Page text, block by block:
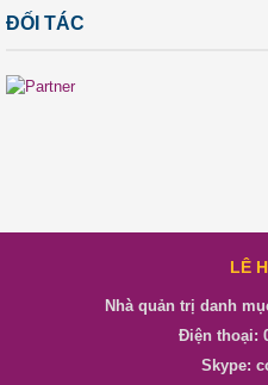
ĐỐI TÁC
LÊ
Nhà quản trị danh
Điện thoại:
Skype: